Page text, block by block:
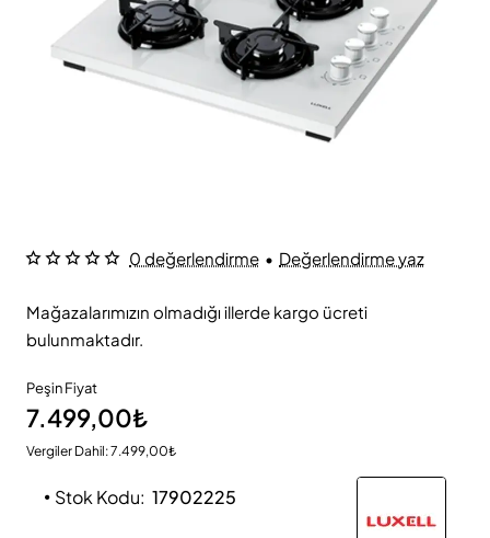
Mağazalarımızın olmadığı illerde kargo ücreti
bulunmaktadır.
0 değerlendirme • Değerlendirme yaz
Peşin Fiyat
7.499,00₺
Vergiler Dahil: 7.499,00₺
Stok Kodu: 17902225